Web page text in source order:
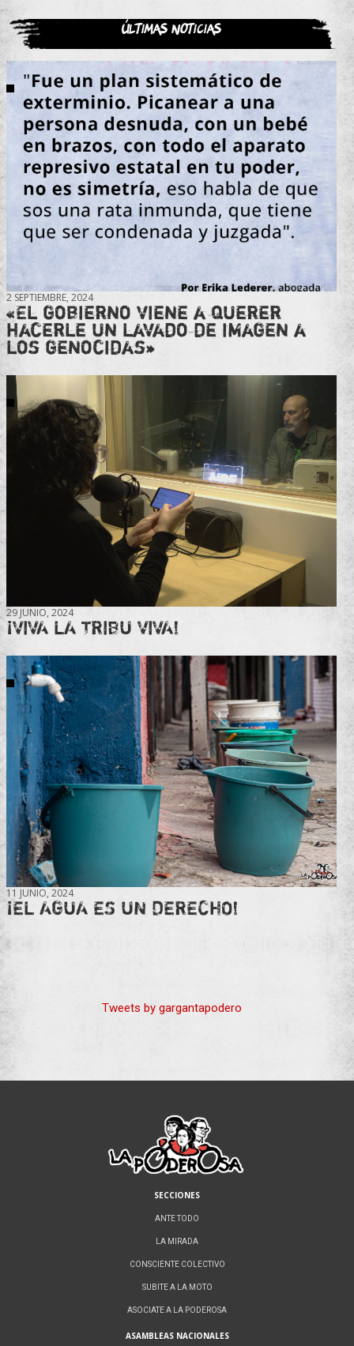
Últimas noticias
2 SEPTIEMBRE, 2024
«El gobierno viene a querer
hacerle un lavado de imagen a
los genocidas»
29 JUNIO, 2024
¡VIVA LA TRIBU VIVA!
11 JUNIO, 2024
¡EL AGUA ES UN DERECHO!
Tweets by gargantapodero
SECCIONES
ANTE TODO
LA MIRADA
CONSCIENTE COLECTIVO
SUBITE A LA MOTO
ASOCIATE A LA PODEROSA
ASAMBLEAS NACIONALES